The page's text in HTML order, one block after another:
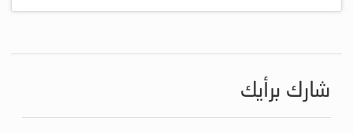
شارك برأيك